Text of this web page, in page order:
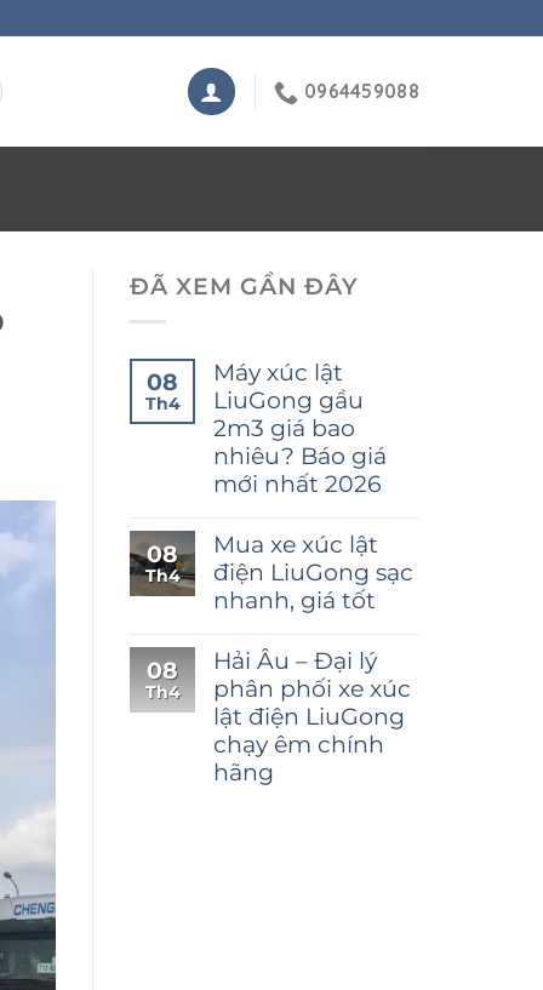
0964459088
ĐÃ XEM GẦN ĐÂY
08
Th4
Máy xúc lật
LiuGong gầu
2m3 giá bao
nhiêu? Báo giá
mới nhất 2026
08
Th4
Mua xe xúc lật
điện LiuGong sạc
nhanh, giá tốt
08
Th4
Hải Âu – Đại lý
phân phối xe xúc
lật điện LiuGong
chạy êm chính
hãng